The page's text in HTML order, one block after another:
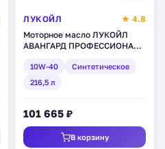
ЛУКОЙЛ
★ 4.8
Моторное масло ЛУКОЙЛ
АВАНГАРД ПРОФЕССИОНАЛ
синтетическое, 216,5 л
(1612456
10W-40
Синтетическое
216,5 л
101 665 ₽
В корзину